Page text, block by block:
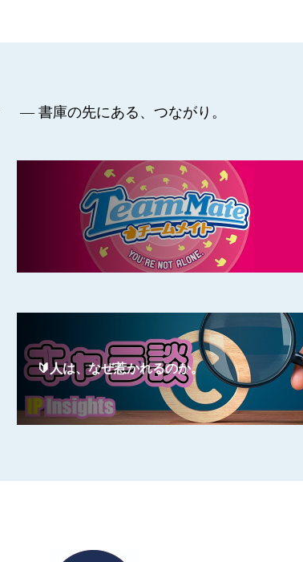
— 書庫の先にある、つながり。
🔰人は、なぜ惹かれるのか。